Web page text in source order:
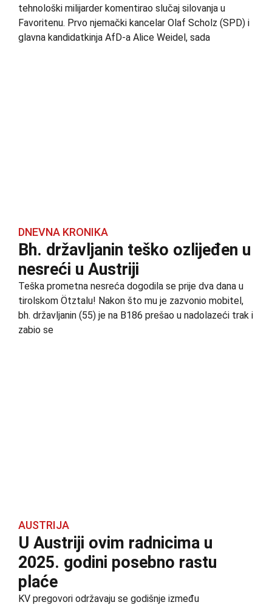
tehnološki milijarder komentirao slučaj silovanja u
Favoritenu. Prvo njemački kancelar Olaf Scholz (SPD) i
glavna kandidatkinja AfD-a Alice Weidel, sada
DNEVNA KRONIKA
Bh. državljanin teško ozlijeđen u
nesreći u Austriji
Teška prometna nesreća dogodila se prije dva dana u
tirolskom Ötztalu! Nakon što mu je zazvonio mobitel,
bh. državljanin (55) je na B186 prešao u nadolazeći trak i
zabio se
AUSTRIJA
U Austriji ovim radnicima u
2025. godini posebno rastu
plaće
KV pregovori održavaju se godišnje između